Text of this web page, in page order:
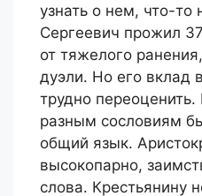
узнать о нем, что-то
Сергеевич прожил
от тяжелого
дуэли. Но его вклад
трудно переоценить.
разным сословиям
общий язык.
высокопарно,
слова. Крестьянину